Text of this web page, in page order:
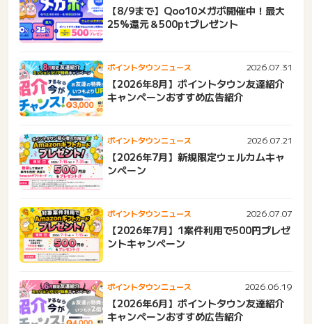
【8/9まで】Qoo10メガポ開催中！最大
25%還元＆500ptプレゼント
ポイントタウンニュース 2026.07.31
【2026年8月】ポイントタウン友達紹介
キャンペーンおすすめ広告紹介
ポイントタウンニュース 2026.07.21
【2026年7月】新規限定ウェルカムキャ
ンペーン
ポイントタウンニュース 2026.07.07
【2026年7月】1案件利用で500円プレゼ
ントキャンペーン
ポイントタウンニュース 2026.06.19
【2026年6月】ポイントタウン友達紹介
キャンペーンおすすめ広告紹介